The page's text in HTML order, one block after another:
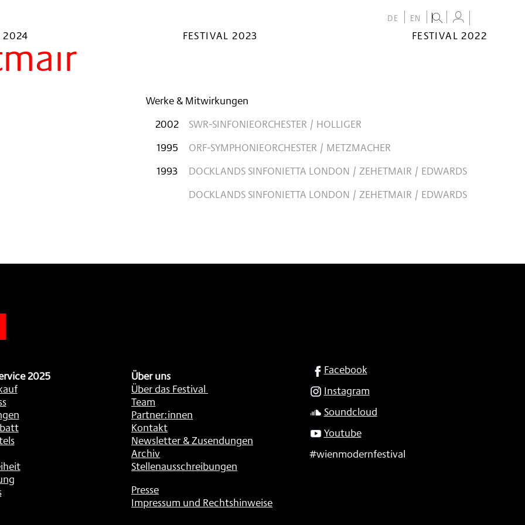
DE EN
2024 FESTIVAL 2023
FESTIVAL 2022
Werke & Mitwirkungen
2002
SWR-SINFONIEORCHESTER / HOLLIGER
1995
ORF-SYMPHONIEORCHESTER / METZMACHER
1993
DOCKLANDS SINFONIETTA LONDON / ZEHETMAIR / EDWARDS
DOCKLANDS SINFONIETTA LONDON / ZEHETMAIR / EDWARDS
2025
Über uns
Über das Festival
Team
Partner:innen
Kontakt
Newsletter & Zusendungen
Archiv
Stellenausschreibungen
Presse
Impressum und Rechtshinweise
SOCIAL
Facebook
Instagram
Soundcloud
Youtube
#wienmodernfestival